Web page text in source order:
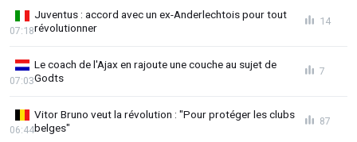
Juventus : accord avec un ex-Anderlechtois pour tout
révolutionner
07:18
14
Le coach de l'Ajax en rajoute une couche au sujet de
Godts
07:03
7
Vitor Bruno veut la révolution : "Pour protéger les clubs
belges"
06:44
87